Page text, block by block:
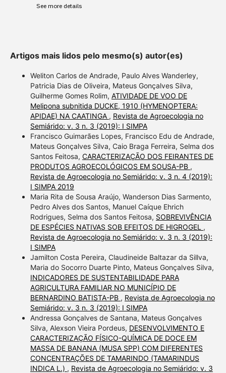
See more details
contrasts the cited claim, and
a label indicating in which
section the citation was
made.
Artigos mais lidos pelo mesmo(s) autor(es)
Weliton Carlos de Andrade, Paulo Alves Wanderley,
Patricia Dias de Oliveira, Mateus Gonçalves Silva,
Guilherme Gomes Rolim, ATIVIDADE DE VOO DE
Melipona subnitida DUCKE, 1910 (HYMENOPTERA:
APIDAE) NA CAATINGA , Revista de Agroecologia no
Semiárido: v. 3 n. 3 (2019): I SIMPA
Francisco Guimarães Lopes, Francisco Edu de Andrade,
Mateus Gonçalves Silva, Caio Braga Ferreira, Selma dos
Santos Feitosa, CARACTERIZAÇÃO DOS FEIRANTES DE
PRODUTOS AGROECOLÓGICOS EM SOUSA-PB ,
Revista de Agroecologia no Semiárido: v. 3 n. 4 (2019):
I SIMPA 2019
Maria Rita de Sousa Araújo, Wanderson Dias Sarmento,
Pedro Alves dos Santos, Manuel Caíque Ehrich
Rodrigues, Selma dos Santos Feitosa, SOBREVIVÊNCIA
DE ESPÉCIES NATIVAS SOB EFEITOS DE HIGROGEL ,
Revista de Agroecologia no Semiárido: v. 3 n. 3 (2019):
I SIMPA
Jamilton Costa Pereira, Claudineide Baltazar da Sillva,
Maria do Socorro Duarte Pinto, Mateus Gonçalves Silva,
INDICADORES DE SUSTENTABILIDADE PARA
AGRICULTURA FAMILIAR NO MUNICÍPIO DE
BERNARDINO BATISTA-PB , Revista de Agroecologia no
Semiárido: v. 3 n. 3 (2019): I SIMPA
Andressa Gonçalves de Santana, Mateus Gonçalves
Silva, Alexson Vieira Pordeus, DESENVOLVIMENTO E
CARACTERIZAÇÃO FÍSICO-QUÍMICA DE DOCE EM
MASSA DE BANANA (MUSA SPP) COM DIFERENTES
CONCENTRAÇÕES DE TAMARINDO (TAMARINDUS
INDICA L.) , Revista de Agroecologia no Semiárido: v. 3